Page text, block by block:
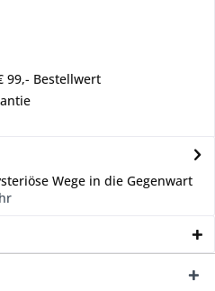
99,- Bestellwert
Wege in die Gegenwart